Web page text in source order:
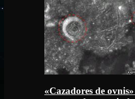
«Cazadores de